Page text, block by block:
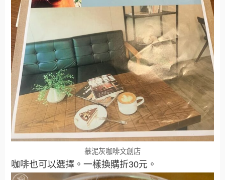
慕泥灰咖啡文創店
咖啡也可以選擇。一樣換購折30元。